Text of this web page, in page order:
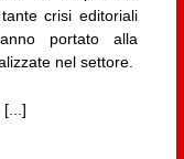
crisi editoriali
portato alla
nel settore.
[...]